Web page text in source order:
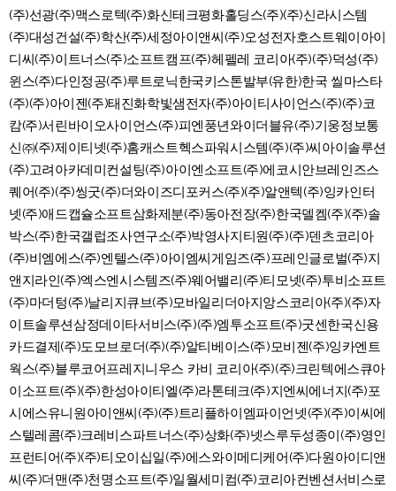
(주)선광(주)맥스로텍(주)화신테크평화홀딩스(주)(주)신라시스템
(주)대성건설(주)학산(주)세정아이앤씨(주)오성전자호스트웨이아이
디씨(주)이트너스(주)소프트캠프(주)헤펠레 코리아(주)(주)덕성(주)
윈스(주)다인정공(주)루트로닉한국키스톤발부(유한)한국 씰마스타
(주)(주)아이젠(주)태진화학빛샘전자(주)아이티사이언스(주)(주)코
캄(주)서린바이오사이언스(주)피엔풍년와이더블유(주)기웅정보통
신㈜(주)제이티넷(주)홈캐스트헥스파워시스템(주)(주)씨아이솔루션
(주)고려아카데미컨설팅(주)아이엔소프트(주)에코시안브레인즈스
퀘어(주)(주)씽굿(주)더와이즈디포커스(주)(주)알앤텍(주)잉카인터
넷(주)애드캡슐소프트삼화제분(주)동아전장(주)한국델켐(주)(주)솔
박스(주)한국갤럽조사연구소(주)박영사지티원(주)(주)덴츠코리아
(주)비엠에스(주)엔텔스(주)아이엠씨게임즈(주)프레인글로벌(주)지
앤지라인(주)엑스엔시스템즈(주)웨어밸리(주)티모넷(주)투비소프트
(주)마더텅(주)날리지큐브(주)모바일리더아지앙스코리아(주)(주)자
이트솔루션삼정데이타서비스(주)(주)엠투소프트(주)굿센한국신용
카드결제(주)도모브로더(주)(주)알티베이스(주)모비젠(주)잉카엔트
웍스(주)블루코어프레지니우스 카비 코리아(주)(주)크린텍에스큐아
이소프트(주)(주)한성아이티엘(주)라톤테크(주)지엔씨에너지(주)포
시에스유니원아이앤씨(주)(주)트리플하이엠파이언넷(주)(주)이씨에
스텔레콤(주)크레비스파트너스(주)상화(주)넷스루두성종이(주)영인
프런티어(주)(주)티오이십일(주)에스와이메디케어(주)다원아이디앤
씨(주)더맨(주)천명소프트(주)일월세미컴(주)코리아컨벤션서비스로